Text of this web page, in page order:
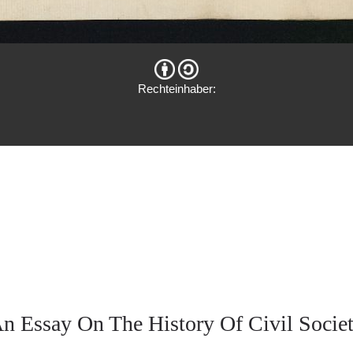
Rechteinhaber:
Essay On The History Of Civil